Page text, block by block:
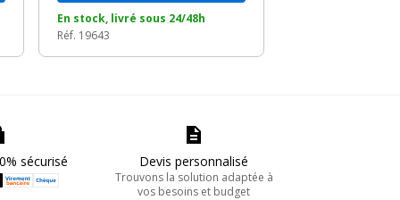
En stock, livré sous 24/48h
Réf. 19643
sécurisé Devis personnalisé
Trouvons la solution adaptée à
vos besoins et budget